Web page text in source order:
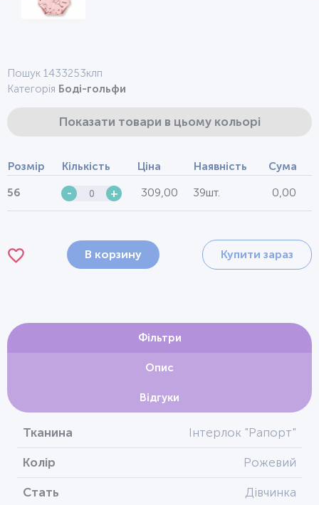
Пошук 1433253клп
Категорія Боді-гольфи
Показати товари в цьому кольорі
Розмір Кількість Ціна Наявність Сума
56 - + 309,00 39шт. 0,00
В корзину Купити зараз
Фільтри
Опис
Відгуки
Тканина Інтерлок "Рапорт"
Колір Рожевий
Стать Дівчинка